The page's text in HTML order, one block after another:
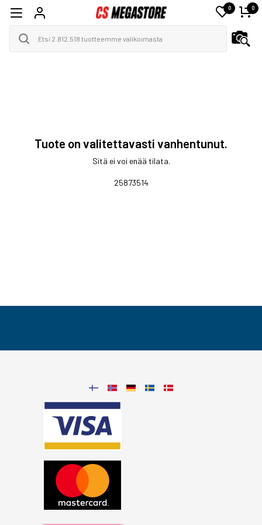
0 0
Tuote on valitettavasti vanhentunut.
Sitä ei voi enää tilata.
25873514